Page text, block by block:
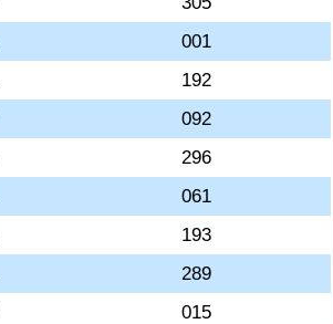
001
192
092
296
061
193
289
015